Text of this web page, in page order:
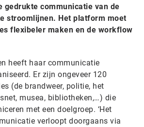
gedrukte communicatie van de
stroomlijnen. Het platform moet
flexibeler maken en de workflow
heeft haar communicatie
Er zijn ongeveer 120
(de brandweer, politie, het
musea, bibliotheken,…) die
met een doelgroep. ‘Het
verloopt doorgaans via